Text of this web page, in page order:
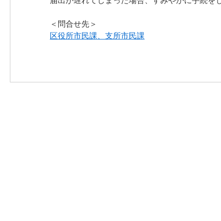
＜問合せ先＞
区役所市民課、支所市民課